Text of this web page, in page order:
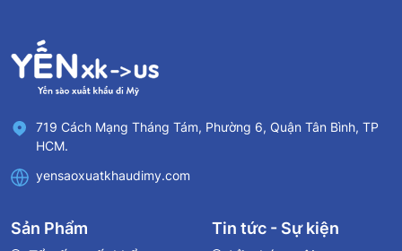
719 Cách Mạng Tháng Tám, Phường 6, Quận Tân Bình, TP
HCM.
yensaoxuatkhaudimy.com
Sản Phẩm Tin tức - Sự kiện